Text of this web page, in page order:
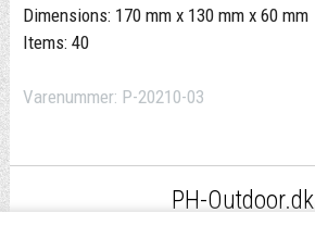
Dimensions: 170 mm x 130 mm x 60 mm
Items: 40
Varenummer: P-20210-03
PH-Outdoor.dk